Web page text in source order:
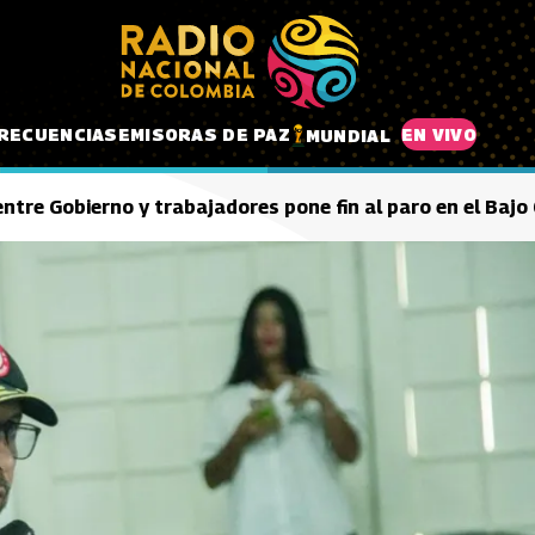
EMISORAS DE PAZ MUNDIAL EN VIVO
Gobierno y trabajadores pone fin al paro en el Bajo